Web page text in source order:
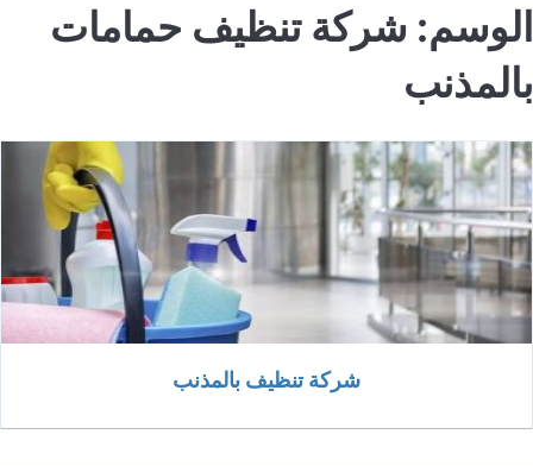
الوسم: شركة تنظيف حمامات
بالمذنب
شركة تنظيف بالمذنب